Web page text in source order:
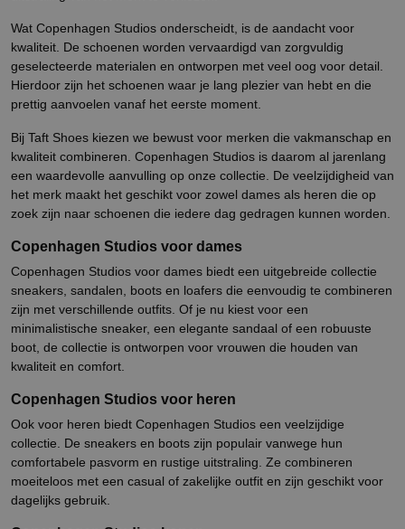
Wat Copenhagen Studios onderscheidt, is de aandacht voor
kwaliteit. De schoenen worden vervaardigd van zorgvuldig
geselecteerde materialen en ontworpen met veel oog voor detail.
Hierdoor zijn het schoenen waar je lang plezier van hebt en die
prettig aanvoelen vanaf het eerste moment.
Bij Taft Shoes kiezen we bewust voor merken die vakmanschap en
kwaliteit combineren. Copenhagen Studios is daarom al jarenlang
een waardevolle aanvulling op onze collectie. De veelzijdigheid van
het merk maakt het geschikt voor zowel dames als heren die op
zoek zijn naar schoenen die iedere dag gedragen kunnen worden.
Copenhagen Studios voor dames
Copenhagen Studios voor dames biedt een uitgebreide collectie
sneakers, sandalen, boots en loafers die eenvoudig te combineren
zijn met verschillende outfits. Of je nu kiest voor een
minimalistische sneaker, een elegante sandaal of een robuuste
boot, de collectie is ontworpen voor vrouwen die houden van
kwaliteit en comfort.
Copenhagen Studios voor heren
Ook voor heren biedt Copenhagen Studios een veelzijdige
collectie. De sneakers en boots zijn populair vanwege hun
comfortabele pasvorm en rustige uitstraling. Ze combineren
moeiteloos met een casual of zakelijke outfit en zijn geschikt voor
dagelijks gebruik.